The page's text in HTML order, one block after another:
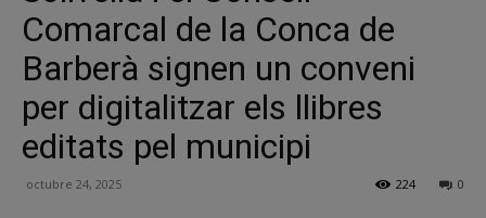
Comarcal de la Conca de
Barberà signen un conveni
per digitalitzar els llibres
editats pel municipi
octubre 24, 2025 0
224